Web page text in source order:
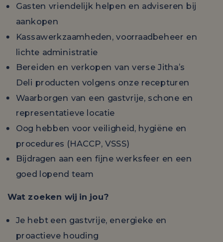
Gasten vriendelijk helpen en adviseren bij
aankopen
Kassawerkzaamheden, voorraadbeheer en
lichte administratie
Bereiden en verkopen van verse Jitha’s
Deli producten volgens onze recepturen
Waarborgen van een gastvrije, schone en
representatieve locatie
Oog hebben voor veiligheid, hygiëne en
procedures (HACCP, VSSS)
Bijdragen aan een fijne werksfeer en een
goed lopend team
Wat zoeken wij in jou?
Je hebt een gastvrije, energieke en
proactieve houding